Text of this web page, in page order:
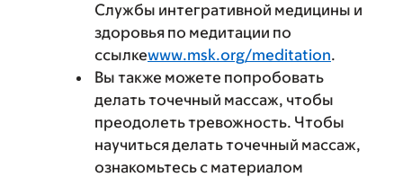
Службы интегративной медицины и
здоровья по медитации по
ссылкеwww.msk.org/meditation.
Вы также можете попробовать
делать точечный массаж, чтобы
преодолеть тревожность. Чтобы
научиться делать точечный массаж,
ознакомьтесь с материалом